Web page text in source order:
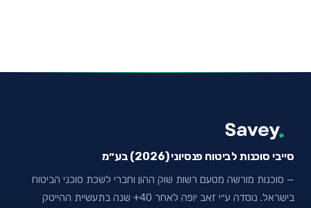
סייבי סוכנות לביטוח פנסיוני (2026) בע״מ
— סוכנות מורשה מטעם רשות שוק ההון וחברי לשכת סוכני הביטוח
בישראל. נוסדה ע״י זאב יופה לאחר 40+ שנה בתעשיית ההייטק